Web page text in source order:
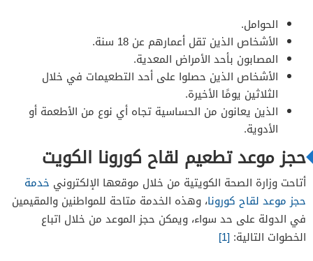
الحوامل.
الأشخاص الذين تقل أعمارهم عن 18 سنة.
المصابون بأحد الأمراض المعدية.
الأشخاص الذين حصلوا على أحد التطعيمات في خلال
الثلاثين يومًا الأخيرة.
الذين يعانون من الحساسية تجاه أي نوع من الأطعمة أو
الأدوية.
حجز موعد تطعيم لقاح كورونا الكويت
أتاحت وزارة الصحة الكويتية من خلال موقعها الإلكتروني خدمة
حجز موعد لقاح كورونا، وهذه الخدمة متاحة للمواطنين والمقيمين
في الدولة على حد سواء، ويمكن حجز الموعد من خلال اتباع
الخطوات التالية: [1]